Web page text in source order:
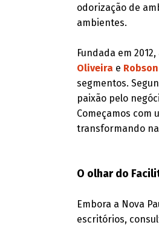
odorização de
ambientes.
Fundada em
Oliveira e
segmentos.
paixão pelo
Começamos
transformando
O olhar do
Embora a Nova
escritórios,